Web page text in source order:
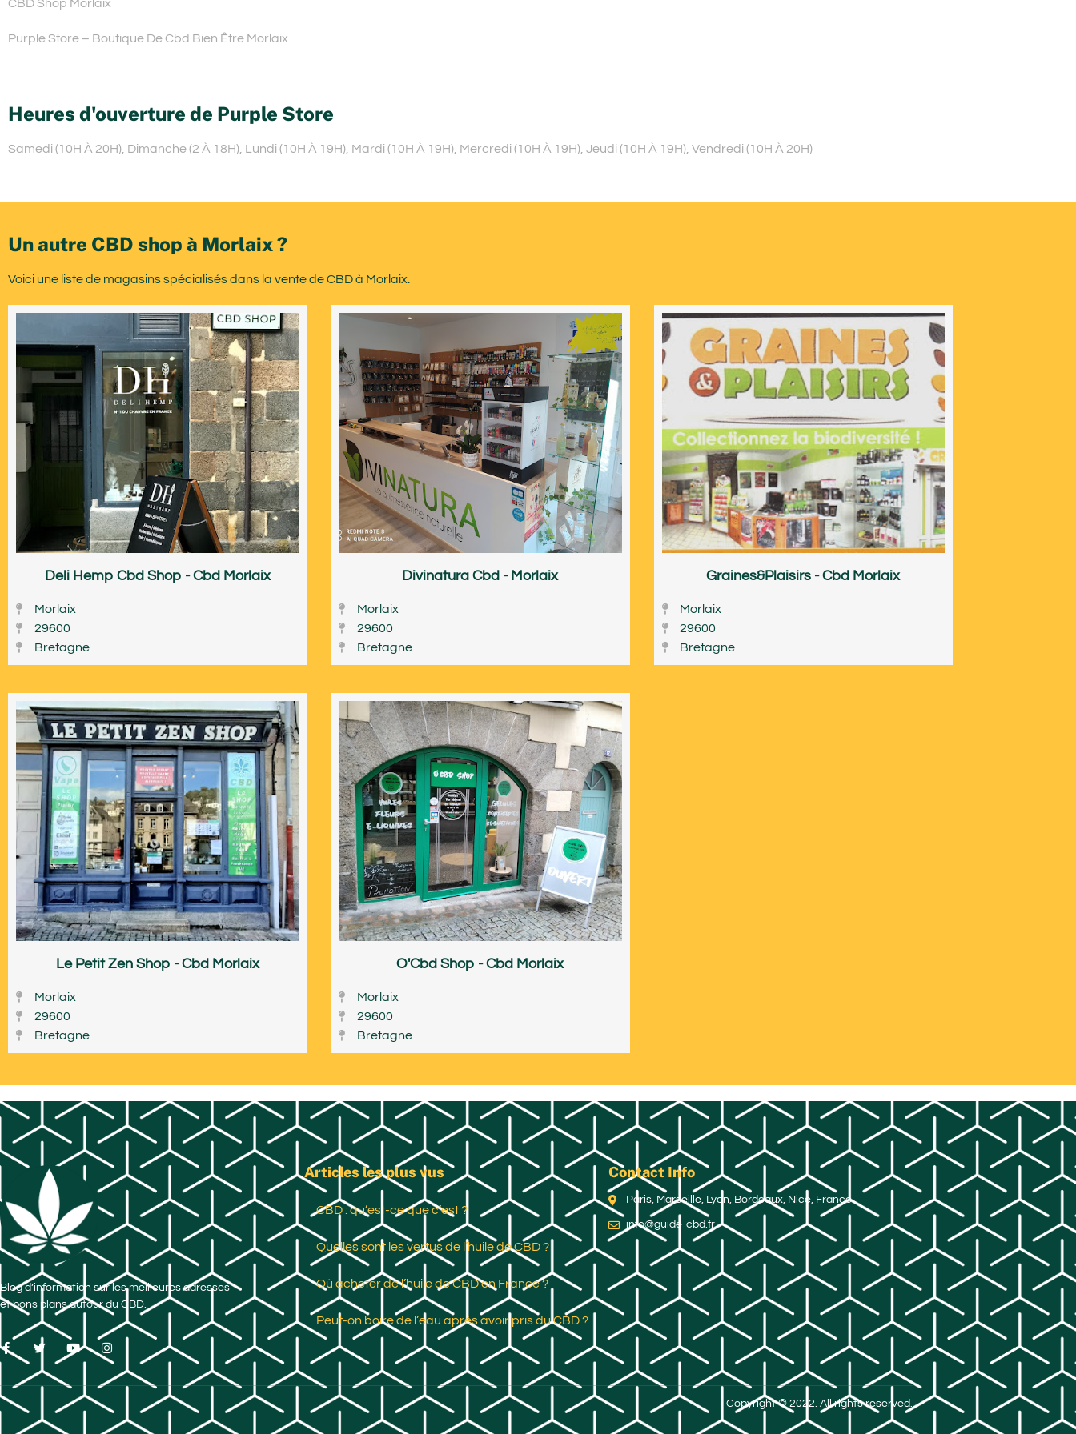
CBD Shop Morlaix
Purple Store – Boutique De Cbd Bien Être Morlaix
Heures d'ouverture de Purple Store
Samedi (10H À 20H), Dimanche (2 À 18H), Lundi (10H À 19H), Mardi (10H À 19H), Mercredi (10H À 19H), Jeudi (10H À 19H), Vendredi (10H À 20H)
Un autre CBD shop à Morlaix ?
Voici une liste de magasins spécialisés dans la vente de CBD à Morlaix.
Deli Hemp Cbd Shop - Cbd Morlaix
Morlaix
29600
Bretagne
Divinatura Cbd - Morlaix
Morlaix
29600
Bretagne
Graines&Plaisirs - Cbd Morlaix
Morlaix
29600
Bretagne
Le Petit Zen Shop - Cbd Morlaix
Morlaix
29600
Bretagne
O'Cbd Shop - Cbd Morlaix
Morlaix
29600
Bretagne
Blog d’information sur les meilleures adresses
et bons plans autour du CBD.
Articles les plus vus
CBD : qu’est-ce que c’est ?
Quelles sont les vertus de l’huile de CBD ?
Où acheter de l’huile de CBD en France ?
Peut-on boire de l’eau après avoir pris du CBD ?
Contact Info
Paris, Marseille, Lyon, Bordeaux, Nice, France
info@guide-cbd.fr
Copyright © 2022. All rights reserved.